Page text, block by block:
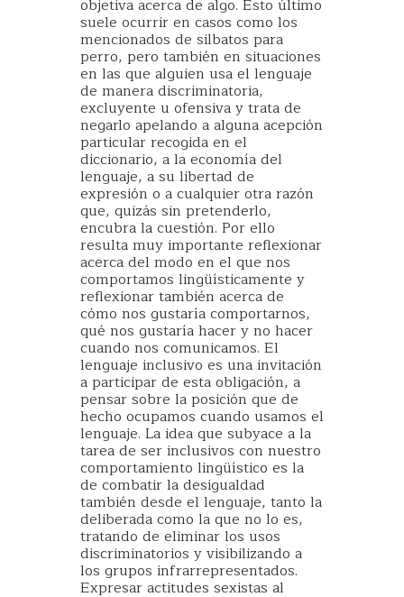
objetiva acerca de algo. Esto último
suele ocurrir en casos como los
mencionados de silbatos para
perro, pero también en situaciones
en las que alguien usa el lenguaje
de manera discriminatoria,
excluyente u ofensiva y trata de
negarlo apelando a alguna acepción
particular recogida en el
diccionario, a la economía del
lenguaje, a su libertad de
expresión o a cualquier otra razón
que, quizás sin pretenderlo,
encubra la cuestión. Por ello
resulta muy importante reflexionar
acerca del modo en el que nos
comportamos lingüísticamente y
reflexionar también acerca de
cómo nos gustaría comportarnos,
qué nos gustaría hacer y no hacer
cuando nos comunicamos. El
lenguaje inclusivo es una invitación
a participar de esta obligación, a
pensar sobre la posición que de
hecho ocupamos cuando usamos el
lenguaje. La idea que subyace a la
tarea de ser inclusivos con nuestro
comportamiento lingüístico es la
de combatir la desigualdad
también desde el lenguaje, tanto la
deliberada como la que no lo es,
tratando de eliminar los usos
discriminatorios y visibilizando a
los grupos infrarrepresentados.
Expresar actitudes sexistas al